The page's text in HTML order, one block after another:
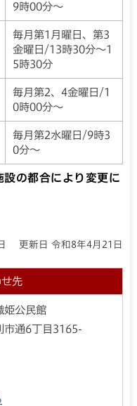
9時00分～
毎月第1月曜日、第3
金曜日/13時30分～1
5時30分
毎月第2、4金曜日/1
0時00分～
毎月第2水曜日/9時3
0分～
の都合により変更に
更新日 令和8年4月21日
先
姫公民館
市通6丁目3165-